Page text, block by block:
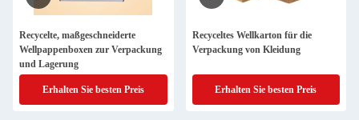
Recycelte, maßgeschneiderte
Wellpappenboxen zur Verpackung
und Lagerung
Erhalten Sie besten Preis
Recyceltes Wellkarton für die
Verpackung von Kleidung
Erhalten Sie besten Preis